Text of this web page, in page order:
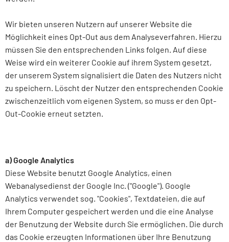
Wir bieten unseren Nutzern auf unserer Website die
Möglichkeit eines Opt-Out aus dem Analyseverfahren. Hierzu
müssen Sie den entsprechenden Links folgen. Auf diese
Weise wird ein weiterer Cookie auf ihrem System gesetzt,
der unserem System signalisiert die Daten des Nutzers nicht
zu speichern. Löscht der Nutzer den entsprechenden Cookie
zwischenzeitlich vom eigenen System, so muss er den Opt-
Out-Cookie erneut setzten.
a) Google Analytics
Diese Website benutzt Google Analytics, einen
Webanalysedienst der Google Inc. ("Google"). Google
Analytics verwendet sog. "Cookies", Textdateien, die auf
Ihrem Computer gespeichert werden und die eine Analyse
der Benutzung der Website durch Sie ermöglichen. Die durch
das Cookie erzeugten Informationen über Ihre Benutzung